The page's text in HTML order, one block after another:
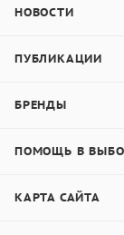
НОВОСТИ
ПУБЛИКАЦИИ
БРЕНДЫ
ПОМОЩЬ В
КАРТА САЙТА